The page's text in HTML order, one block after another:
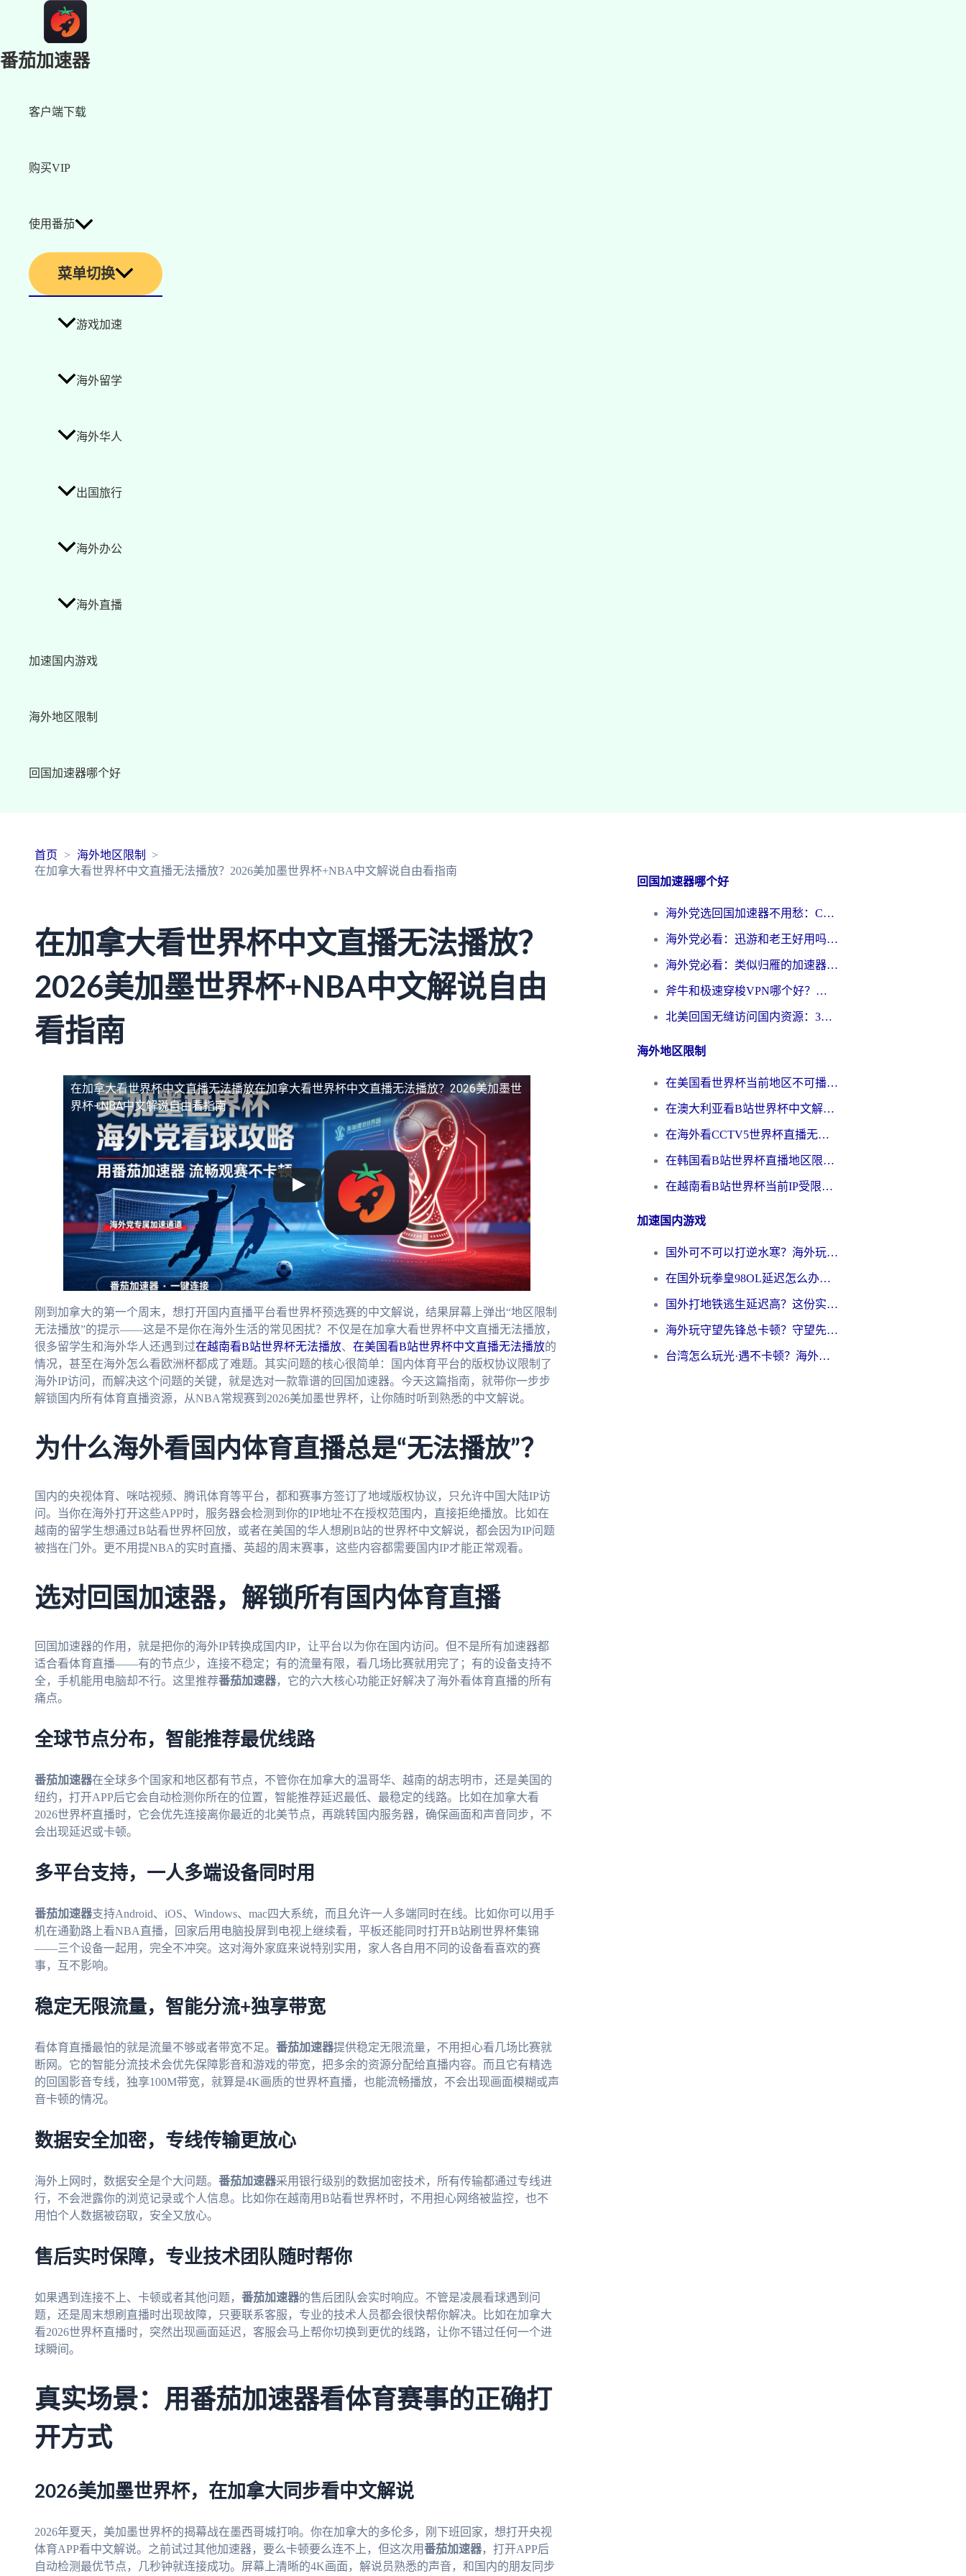
番茄加速器
客户端下载
购买VIP
使用番茄
菜单切换
游戏加速
海外留学
海外华人
出国旅行
海外办公
海外直播
加速国内游戏
海外地区限制
回国加速器哪个好
首页
海外地区限制
在加拿大看世界杯中文直播无法播放？2026美加墨世界杯+NBA中文解说自由看指南
在加拿大看世界杯中文直播无法播放？
2026美加墨世界杯+NBA中文解说自由
看指南
在加拿大看世界杯中文直播无法播放在加拿大看世界杯中文直播无法播放？2026美加墨世
界杯+NBA中文解说自由看指南
刚到加拿大的第一个周末，想打开国内直播平台看世界杯预选赛的中文解说，结果屏幕上弹出“地区限制
无法播放”的提示——这是不是你在海外生活的常见困扰？不仅是在加拿大看世界杯中文直播无法播放，
很多留学生和海外华人还遇到过在越南看B站世界杯无法播放、 在美国看B站世界杯中文直播无法播放的
情况，甚至在海外怎么看欧洲杯都成了难题。其实问题的核心很简单：国内体育平台的版权协议限制了
海外IP访问，而解决这个问题的关键，就是选对一款靠谱的回国加速器。今天这篇指南，就带你一步步
解锁国内所有体育直播资源，从NBA常规赛到2026美加墨世界杯，让你随时听到熟悉的中文解说。
为什么海外看国内体育直播总是“无法播放”？
国内的央视体育、咪咕视频、腾讯体育等平台，都和赛事方签订了地域版权协议，只允许中国大陆IP访
问。当你在海外打开这些APP时，服务器会检测到你的IP地址不在授权范围内，直接拒绝播放。比如在
越南的留学生想通过B站看世界杯回放，或者在美国的华人想刷B站的世界杯中文解说，都会因为IP问题
被挡在门外。更不用提NBA的实时直播、英超的周末赛事，这些内容都需要国内IP才能正常观看。
选对回国加速器，解锁所有国内体育直播
回国加速器的作用，就是把你的海外IP转换成国内IP，让平台以为你在国内访问。但不是所有加速器都
适合看体育直播——有的节点少，连接不稳定；有的流量有限，看几场比赛就用完了；有的设备支持不
全，手机能用电脑却不行。这里推荐番茄加速器，它的六大核心功能正好解决了海外看体育直播的所有
痛点。
全球节点分布，智能推荐最优线路
番茄加速器在全球多个国家和地区都有节点，不管你在加拿大的温哥华、越南的胡志明市，还是美国的
纽约，打开APP后它会自动检测你所在的位置，智能推荐延迟最低、最稳定的线路。比如在加拿大看
2026世界杯直播时，它会优先连接离你最近的北美节点，再跳转国内服务器，确保画面和声音同步，不
会出现延迟或卡顿。
多平台支持，一人多端设备同时用
番茄加速器支持Android、iOS、Windows、mac四大系统，而且允许一人多端同时在线。比如你可以用手
机在通勤路上看NBA直播，回家后用电脑投屏到电视上继续看，平板还能同时打开B站刷世界杯集锦
——三个设备一起用，完全不冲突。这对海外家庭来说特别实用，家人各自用不同的设备看喜欢的赛
事，互不影响。
稳定无限流量，智能分流+独享带宽
看体育直播最怕的就是流量不够或者带宽不足。 番茄加速器提供稳定无限流量，不用担心看几场比赛就
断网。它的智能分流技术会优先保障影音和游戏的带宽，把多余的资源分配给直播内容。而且它有精选
的回国影音专线，独享100M带宽，就算是4K画质的世界杯直播，也能流畅播放，不会出现画面模糊或声
音卡顿的情况。
数据安全加密，专线传输更放心
海外上网时，数据安全是个大问题。 番茄加速器采用银行级别的数据加密技术，所有传输都通过专线进
行，不会泄露你的浏览记录或个人信息。比如你在越南用B站看世界杯时，不用担心网络被监控，也不
用怕个人数据被窃取，安全又放心。
售后实时保障，专业技术团队随时帮你
如果遇到连接不上、卡顿或者其他问题， 番茄加速器的售后团队会实时响应。不管是凌晨看球遇到问
题，还是周末想刷直播时出现故障，只要联系客服，专业的技术人员都会很快帮你解决。比如在加拿大
看2026世界杯直播时，突然出现画面延迟，客服会马上帮你切换到更优的线路，让你不错过任何一个进
球瞬间。
真实场景：用番茄加速器看体育赛事的正确打
开方式
2026美加墨世界杯，在加拿大同步看中文解说
2026年夏天，美加墨世界杯的揭幕战在墨西哥城打响。你在加拿大的多伦多，刚下班回家，想打开央视
体育APP看中文解说。之前试过其他加速器，要么卡顿要么连不上，但这次用番茄加速器，打开APP后
自动检测最优节点，几秒钟就连接成功。屏幕上清晰的4K画面，解说员熟悉的声音，和国内的朋友同步
回国加速器哪个好
海外党选回国加速器不用愁：ChickCN和洞见哪个好？一篇搞定所有疑问
海外党必看：迅游和老王好用吗？3分钟选对加速国内网络的加速器
海外党必看：类似归雁的加速器怎么选？一篇搞定无缝访问国内资源
斧牛和极速穿梭VPN哪个好？海外党选回国加速器必看的真实对比与避坑指南
北美回国无缝访问国内资源：3年海外党亲测的加速器选择指南
海外地区限制
在美国看世界杯当前地区不可播放？海外党体育观赛终极指南来了！
在澳大利亚看B站世界杯中文解说仅限中国大陆？这篇指南帮你打破限制看遍赛事
在海外看CCTV5世界杯直播无法播放？这篇指南让你和国内球迷同步呐喊
在韩国看B站世界杯直播地区限制？这篇指南让你告别“当前地区不可播放”
在越南看B站世界杯当前IP受限制？海外党体育观赛终极指南来了
加速国内游戏
国外可不可以打逆水寒？海外玩家国服畅玩终极指南（附漫威荒野乱斗加速方案）
在国外玩拳皇98OL延迟怎么办？海外党亲测有效的低延迟指南
国外打地铁逃生延迟高？这份实测有效的低延迟指南帮你吃鸡
海外玩守望先锋总卡顿？守望先锋游戏加速器在哪里买&避坑指南（附欧洲非洲游戏实测）
台湾怎么玩光·遇不卡顿？海外党国服游戏加速终极攻略（附实测体验）